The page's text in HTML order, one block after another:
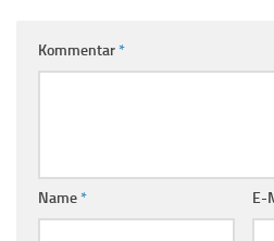
Kommentar*
Name* E-